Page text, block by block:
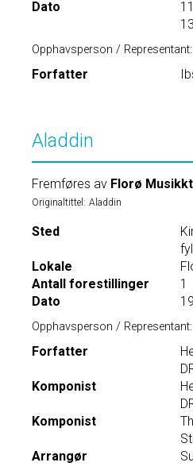
Dato
Opphavsperson / Representant:
Forfatter
Aladdin
Fremføres av Florø
Originaltittel: Aladdin
Sted
Lokale
Antall forestillinger
1
Dato
Opphavsperson / Representant:
Forfatter
Komponist
Komponist
Arrangør